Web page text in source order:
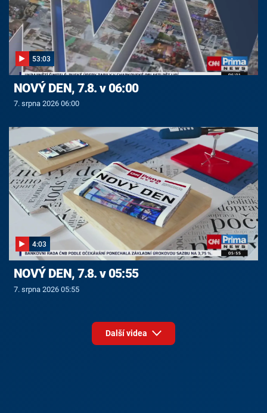
53:03
NOVÝ DEN, 7.8. v 06:00
7. srpna 2026 06:00
4:03
NOVÝ DEN, 7.8. v 05:55
7. srpna 2026 05:55
Další videa